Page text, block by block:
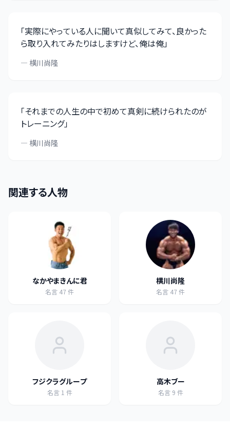
「実際にやっている人に聞いて真似してみて、良かった
ら取り入れてみたりはしますけど、俺は俺」
— 横川尚隆
「それまでの人生の中で初めて真剣に続けられたのが
トレーニング」
— 横川尚隆
関連する人物
なかやまきんに君
名言 47件
横川尚隆
名言 47件
フジクラグループ
名言 1 件
高木ブー
名言 9 件